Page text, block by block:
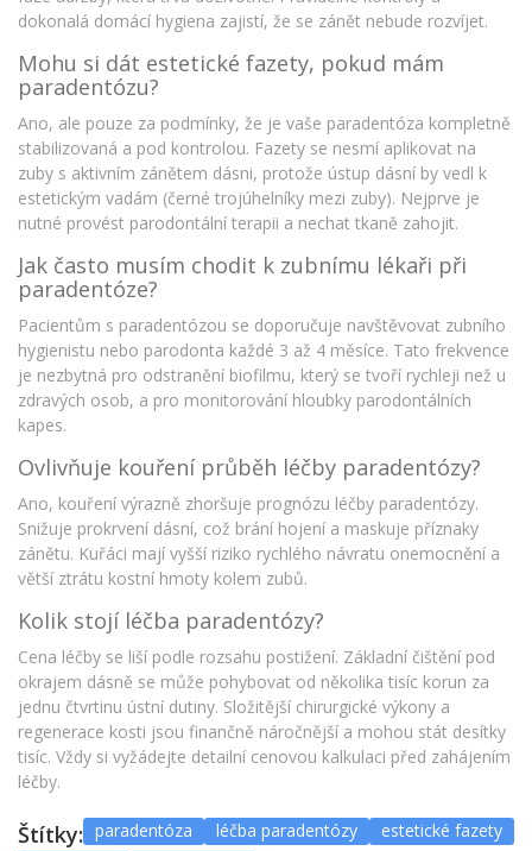
dokonalá domácí hygiena zajistí, že se zánět nebude rozvíjet.
Mohu si dát estetické fazety, pokud mám
paradentózu?
Ano, ale pouze za podmínky, že je vaše paradentóza kompletně
stabilizovaná a pod kontrolou. Fazety se nesmí aplikovat na
zuby s aktivním zánětem dásni, protože ústup dásní by vedl k
estetickým vadám (černé trojúhelníky mezi zuby). Nejprve je
nutné provést parodontální terapii a nechat tkaně zahojit.
Jak často musím chodit k zubnímu lékaři při
paradentóze?
Pacientům s paradentózou se doporučuje navštěvovat zubního
hygienistu nebo parodonta každé 3 až 4 měsíce. Tato frekvence
je nezbytná pro odstranění biofilmu, který se tvoří rychleji než u
zdravých osob, a pro monitorování hloubky parodontálních
kapes.
Ovlivňuje kouření průběh léčby paradentózy?
Ano, kouření výrazně zhoršuje prognózu léčby paradentózy.
Snižuje prokrvení dásní, což brání hojení a maskuje příznaky
zánětu. Kuřáci mají vyšší riziko rychlého návratu onemocnění a
větší ztrátu kostní hmoty kolem zubů.
Kolik stojí léčba paradentózy?
Cena léčby se liší podle rozsahu postižení. Základní čištění pod
okrajem dásně se může pohybovat od několika tisíc korun za
jednu čtvrtinu ústní dutiny. Složitější chirurgické výkony a
regenerace kosti jsou finančně náročnější a mohou stát desítky
tisíc. Vždy si vyžádejte detailní cenovou kalkulaci před zahájením
léčby.
Štítky: paradentóza léčba paradentózy
estetické fazety